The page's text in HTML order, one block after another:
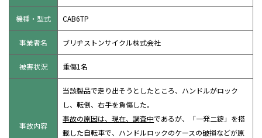
機種・型式 CAB6TP
事業者名 ブリヂストンサイクル株式会社
被害状況 重傷1名
事故内容
当該製品で走り出そうとしたところ、ハンドルがロック
し、転倒、右手を負傷した。
事故の原因は、現在、調査中であるが、「一発二錠」を搭
載した自転車で、ハンドルロックのケースの破損などが原